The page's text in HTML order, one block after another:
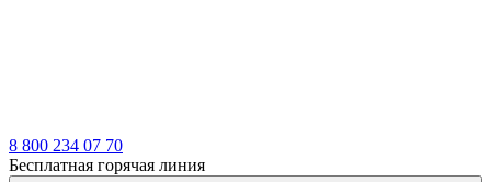
8 800 234 07 70
Бесплатная горячая линия